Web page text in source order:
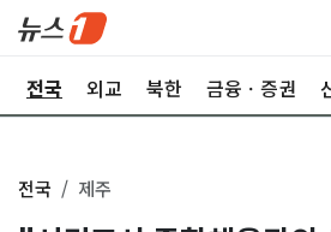
전국 외교 북한 금융ㆍ증권
전국 제주